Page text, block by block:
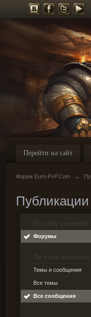
Перейти на сайт
Форум Euro-PvP.Com →
По типу контента
Форумы
По пользователю
Темы и сообщения
Все темы
Все сообщения